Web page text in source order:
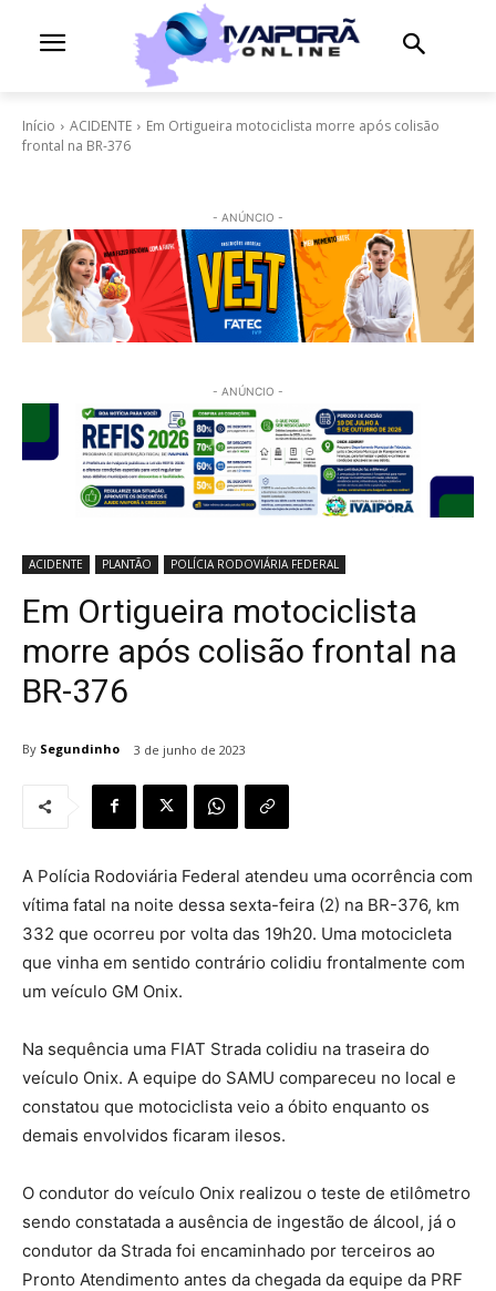
Início ACIDENTE
Em Ortigueira motociclista morre após colisão
frontal na BR-376
- ANÚNCIO -
- ANÚNCIO -
ACIDENTE PLANTÃO POLÍCIA RODOVIÁRIA FEDERAL
Em Ortigueira motociclista
morre após colisão frontal na
BR-376
By Segundinho 3 de junho de 2023
A Polícia Rodoviária Federal atendeu uma ocorrência com
vítima fatal na noite dessa sexta-feira (2) na BR-376, km
332 que ocorreu por volta das 19h20. Uma motocicleta
que vinha em sentido contrário colidiu frontalmente com
um veículo GM Onix.
Na sequência uma FIAT Strada colidiu na traseira do
veículo Onix. A equipe do SAMU compareceu no local e
constatou que motociclista veio a óbito enquanto os
demais envolvidos ficaram ilesos.
O condutor do veículo Onix realizou o teste de etilômetro
sendo constatada a ausência de ingestão de álcool, já o
condutor da Strada foi encaminhado por terceiros ao
Pronto Atendimento antes da chegada da equipe da PRF